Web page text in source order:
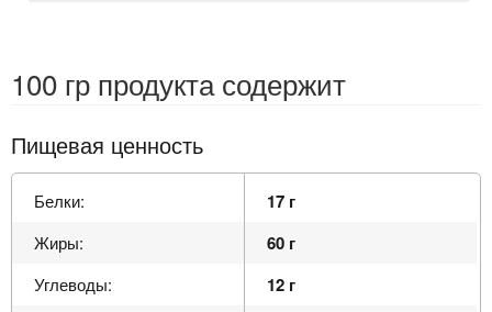
100 гр продукта содержит
Пищевая ценность
Белки: 17 г
Жиры: 60 г
Углеводы: 12 г